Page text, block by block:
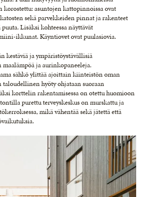
asuntojen kattopinnoissa ovat
sekä parvekkeiden pinnat ja rakenteet
Lisäksi kohteessa näyttävät
ikkunat. Käyntiovet ovat puulasiovia.
kestäviä ja ympäristöystävällisiä
ja aurinkopaneeleja.
sähkö ylittää ajoittain kiinteistön oman
hyöty ohjataan suoraan
korttelin rakentamisessa on otettu huomioon
purettu terveyskeskus on murskattu ja
mikä vähentää sekä jätettä että